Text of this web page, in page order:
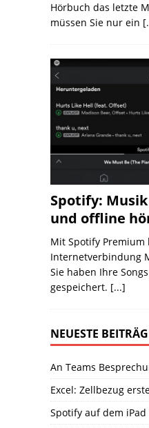
Hörbuch das letzte
müssen Sie nur ein
Spotify:
und offline
Mit Spotify Premium
Internetverbindung
Sie haben Ihre
gespeichert. [...]
NEUESTE
An Teams
Excel: Zellbezug
Spotify auf dem